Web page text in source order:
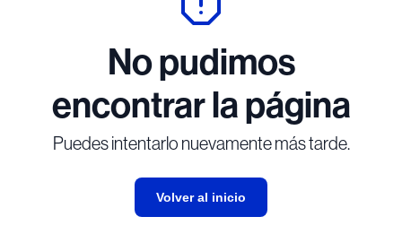
No pudimos
encontrar la página
Puedes intentarlo nuevamente más tarde.
Volver al inicio